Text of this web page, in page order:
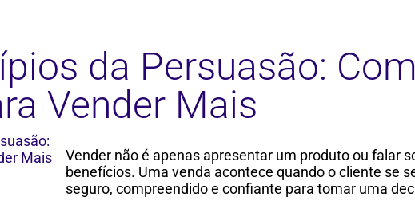
da Persuasão:
Vender Mais
Vender não é apenas apresentar um produto ou falar
benefícios. Uma venda acontece quando o cliente se
seguro, compreendido e confiante para tomar uma